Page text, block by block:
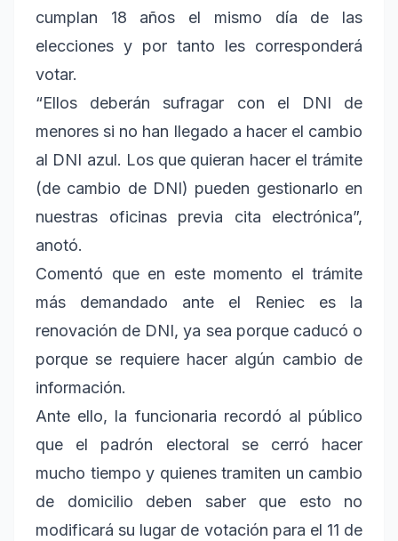
cumplan 18 años el mismo día de las
elecciones y por tanto les corresponderá
votar.
“Ellos deberán sufragar con el DNI de
menores si no han llegado a hacer el cambio
al DNI azul. Los que quieran hacer el trámite
(de cambio de DNI) pueden gestionarlo en
nuestras oficinas previa cita electrónica”,
anotó.
Comentó que en este momento el trámite
más demandado ante el Reniec es la
renovación de DNI, ya sea porque caducó o
porque se requiere hacer algún cambio de
información.
Ante ello, la funcionaria recordó al público
que el padrón electoral se cerró hacer
mucho tiempo y quienes tramiten un cambio
de domicilio deben saber que esto no
modificará su lugar de votación para el 11 de